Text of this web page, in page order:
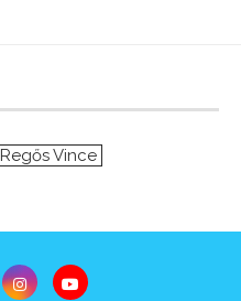
Regős Vince